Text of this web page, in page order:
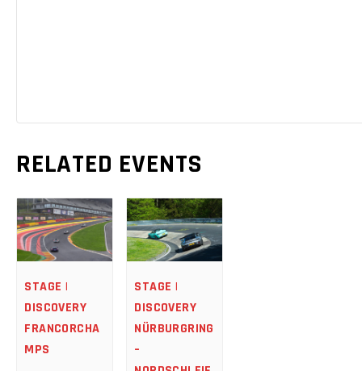
RELATED EVENTS
STAGE |
DISCOVERY
FRANCORCHA
MPS
STAGE |
DISCOVERY
NÜRBURGRING
–